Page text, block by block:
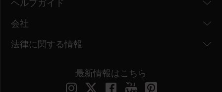
ヘルプガイド
会社
法律に関する情報
最新情報はこちら